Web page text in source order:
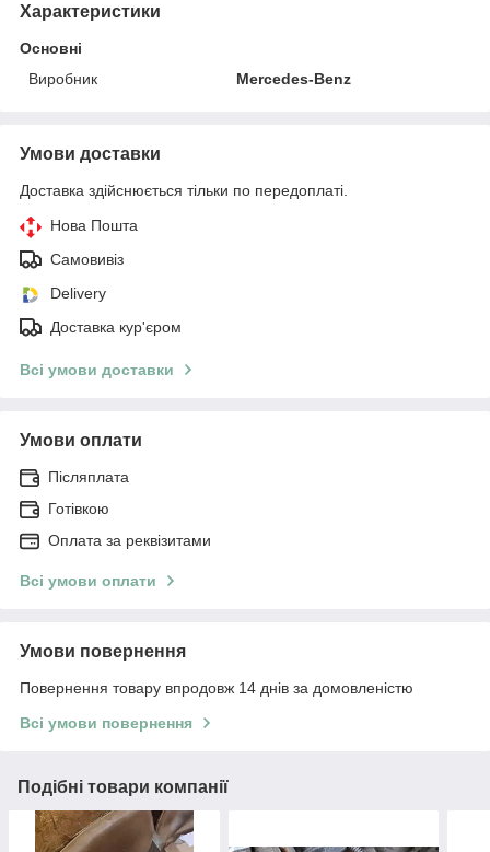
Характеристики
Основні
Виробник
Mercedes-Benz
Умови доставки
Доставка здійснюється тільки по передоплаті.
Нова Пошта
Самовивіз
Delivery
Доставка кур'єром
Всі умови доставки
Умови оплати
Післяплата
Готівкою
Оплата за реквізитами
Всі умови оплати
Умови повернення
Повернення товару впродовж 14 днів за домовленістю
Всі умови повернення
Подібні товари компанії